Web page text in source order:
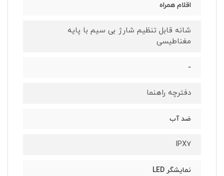
اقلام همراه
شانه قابل تنظیم شارژ بی سیم با پایه
مغناطیسی
-
دفترچه راهنما
ضد آب
IPX7
نمایشگر LED